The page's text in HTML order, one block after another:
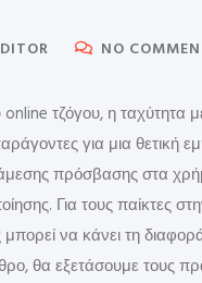
NO
τζόγου, η ταχύτητα
για μια θετική
πρόσβασης στα
Για τους παίκτες
μπορεί να κάνει τη
θα εξετάσουμε τους